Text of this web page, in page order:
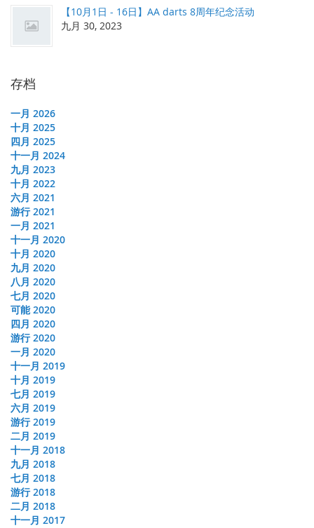
【10月1日 - 16日】AA darts 8周年纪念活动
九月 30, 2023
存档
一月 2026
十月 2025
四月 2025
十一月 2024
九月 2023
十月 2022
六月 2021
游行 2021
一月 2021
十一月 2020
十月 2020
九月 2020
八月 2020
七月 2020
可能 2020
四月 2020
游行 2020
一月 2020
十一月 2019
十月 2019
七月 2019
六月 2019
游行 2019
二月 2019
十一月 2018
九月 2018
七月 2018
游行 2018
二月 2018
十一月 2017